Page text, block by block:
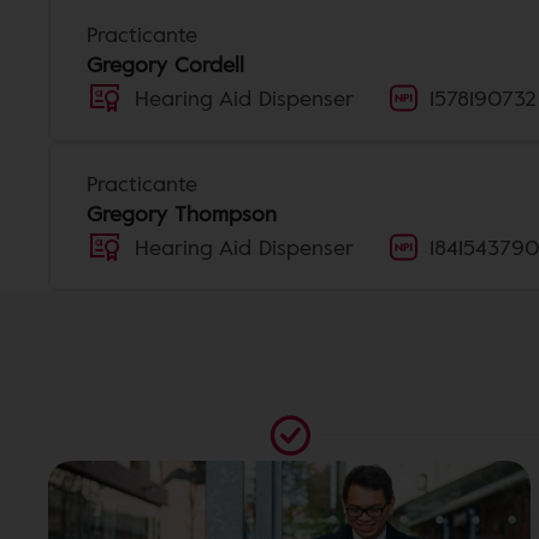
Practicante
Gregory Cordell
Hearing Aid Dispenser
1578190732
Practicante
Gregory Thompson
Hearing Aid Dispenser
1841543790